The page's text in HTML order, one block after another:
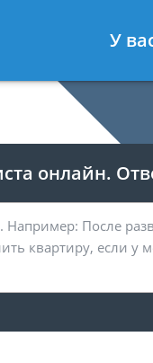
онлайн.
У